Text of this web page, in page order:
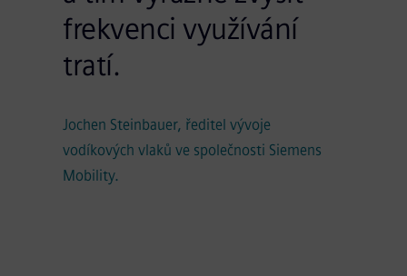
frekvenci využívání
tratí.
Jochen Steinbauer, ředitel vývoje
vodíkových vlaků ve společnosti Siemens
Mobility.